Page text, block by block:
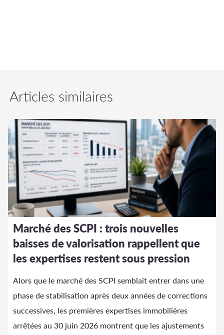
Articles similaires
Marché des SCPI : trois nouvelles
baisses de valorisation rappellent que
les expertises restent sous pression
Alors que le marché des SCPI semblait entrer dans une
phase de stabilisation après deux années de corrections
successives, les premières expertises immobilières
arrêtées au 30 juin 2026 montrent que les ajustements